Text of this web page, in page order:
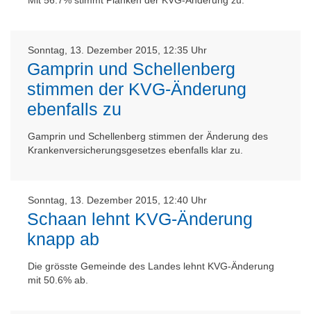
Sonntag, 13. Dezember 2015, 12:35 Uhr
Gamprin und Schellenberg
stimmen der KVG-Änderung
ebenfalls zu
Gamprin und Schellenberg stimmen der Änderung des
Krankenversicherungsgesetzes ebenfalls klar zu.
Sonntag, 13. Dezember 2015, 12:40 Uhr
Schaan lehnt KVG-Änderung
knapp ab
Die grösste Gemeinde des Landes lehnt KVG-Änderung
mit 50.6% ab.